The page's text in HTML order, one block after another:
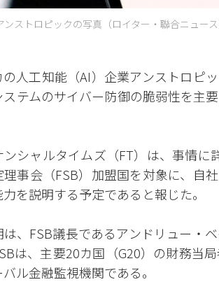
ンストロピックの写真（ロイター・聯合ニュース
の人工知能（AI）企業アンストロピ
ステムのサイバー防御の脆弱性を主
ンシャルタイムズ（FT）は、事情
事会（FSB）加盟国を対象に、自
を説明する予定であると報じた。
は、FSB議長であるアンドリュー・
は、主要20カ国（G20）の財務当
ル金融監視機関である。